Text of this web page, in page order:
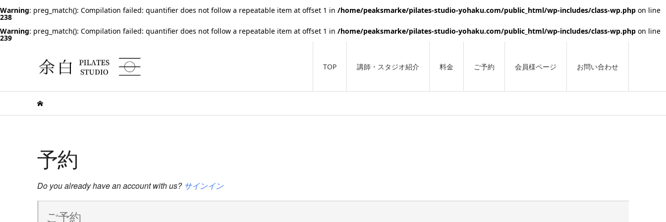
Warning: preg_match(): Compilation failed: quantifier does not follow a repeatable item at offset 1 in /home/peaksmarke/pilates-studio-yohaku.com/public_html/wp-includes/class-wp.php on line
238
Warning: preg_match(): Compilation failed: quantifier does not follow a repeatable item at offset 1 in /home/peaksmarke/pilates-studio-yohaku.com/public_html/wp-includes/class-wp.php on line
239
TOP 講師・スタジオ紹介 料金 ご予約 会員様ページ お問い合わせ
予約
Do you already have an account with us? サインイン
ご予約